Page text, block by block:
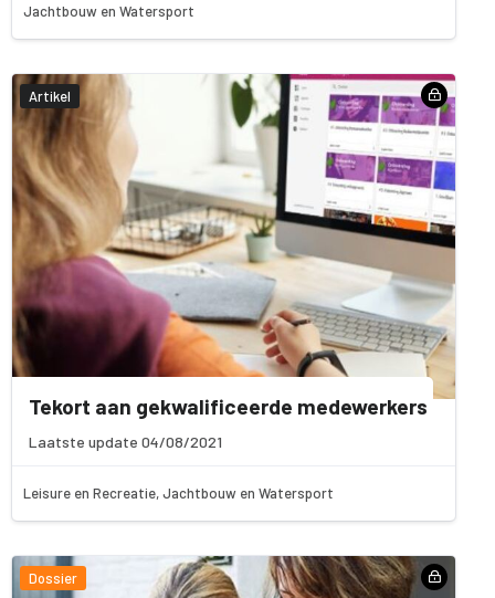
Jachtbouw en Watersport
Artikel
Tekort aan gekwalificeerde medewerkers
Laatste update 04/08/2021
Leisure en Recreatie, Jachtbouw en Watersport
Dossier